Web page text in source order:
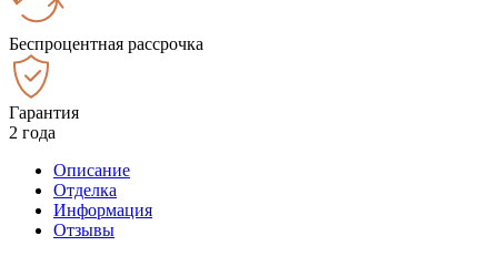
Беспроцентная рассрочка
Гарантия
2 года
Описание
Отделка
Информация
Отзывы